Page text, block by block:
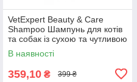
VetExpert Beauty & Care
Shampoo Шампунь для котів
та собак із сухою та чутливою
шкірою - 250 мл
В наявності
359,10 ₴ 399 ₴